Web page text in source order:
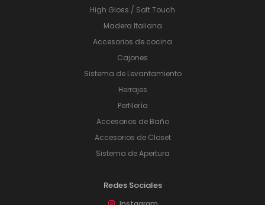
High Gloss / Soft Touch
Madera Italiana
Accesorios de cocina
Cajones
Sistema de Levantamiento
Herrajes
Perfilería
Accesorios de Baño
Accesorios de Closet
Sistema de Apertura
Redes Sociales